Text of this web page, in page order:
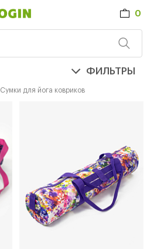
0
Сумки для йога ковриков
ФИЛЬТРЫ